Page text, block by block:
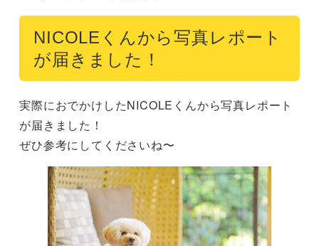
NICOLEくんから写真レポート
が届きました！
実際におでかけしたNICOLEくんから写真レポート
が届きました！
ぜひ参考にしてくださいね〜